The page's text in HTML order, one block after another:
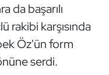
da başarılı
rakibi karşısında
Öz'ün form
serdi.